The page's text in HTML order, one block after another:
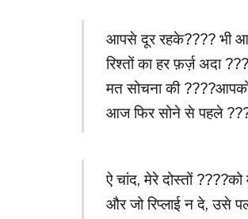
आपसे दूर रहके???? भी
रिश्तों का हर फ़र्ज़ अदा
मत सोचना की
आज फिर सोने से पहले
ऐ चांद, मेरे दोस्तों ????को
और जो रिप्लाई न दे, उसे